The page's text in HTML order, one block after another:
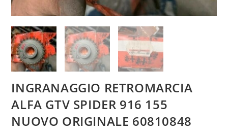
INGRANAGGIO RETROMARCIA
ALFA GTV SPIDER 916 155
NUOVO ORIGINALE 60810848